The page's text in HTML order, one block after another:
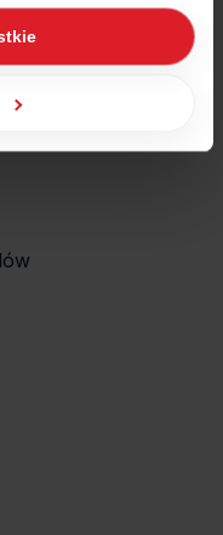
działania
nie wyrażasz
możesz łatwo
we własnej
na ten temat
przetwarza dane
privacy/